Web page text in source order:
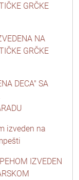
GRČKE
NA
GRČKE
DECA" SA
izveden na
IZVEDEN